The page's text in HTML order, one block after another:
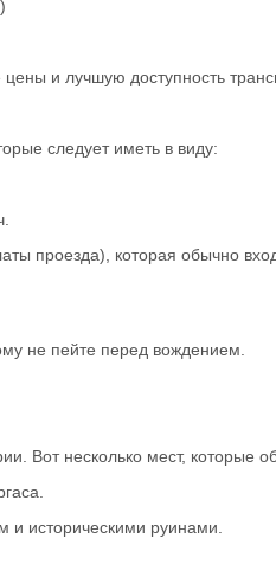
и лучшую доступность
следует иметь в виду:
проезда), которая обычно
не пейте перед вождением.
Вот несколько мест, которые
историческими руинами.